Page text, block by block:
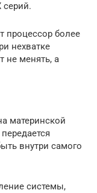
серий.
процессор более
нехватке
не менять, а
материнской
внутри самого
системы,